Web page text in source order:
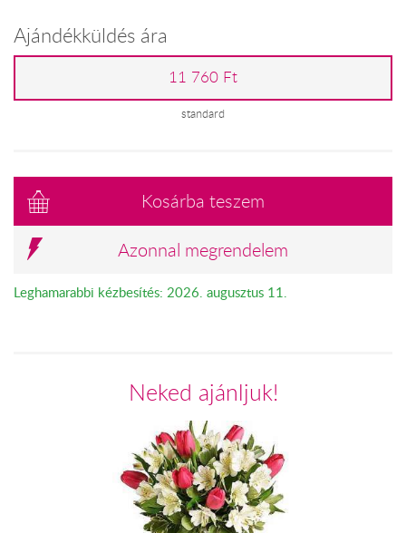
Ajándékküldés ára
11 760 Ft
standard
Kosárba teszem
Azonnal megrendelem
Leghamarabbi kézbesítés: 2026. augusztus 11.
Neked ajánljuk!